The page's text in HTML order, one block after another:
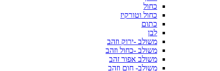
כחול
כחול וטורקיז
כתום
לבן
משולב -ירוק וזהב
משולב -כחול וזהב
משולב אפור זהב
משולב- חום וזהב